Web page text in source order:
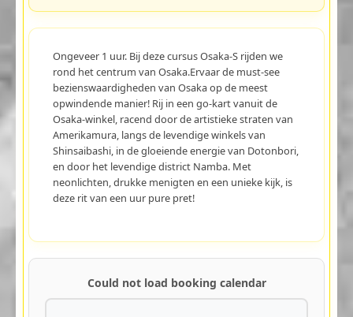
Ongeveer 1 uur. Bij deze cursus Osaka-S rijden we
rond het centrum van Osaka.Ervaar de must-see
bezienswaardigheden van Osaka op de meest
opwindende manier! Rij in een go-kart vanuit de
Osaka-winkel, racend door de artistieke straten van
Amerikamura, langs de levendige winkels van
Shinsaibashi, in de gloeiende energie van Dotonbori,
en door het levendige district Namba. Met
neonlichten, drukke menigten en een unieke kijk, is
deze rit van een uur pure pret!
Could not load booking calendar